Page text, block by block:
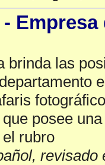
brinda las
posee
rubro
revisado